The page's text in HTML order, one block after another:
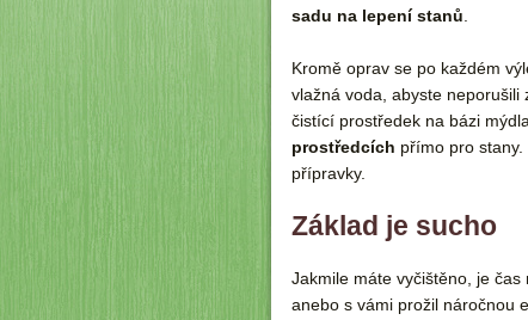
sadu na lepení stanů
Kromě oprav se po každém
vlažná voda, abyste neporušili
čistící prostředek na bázi
prostředcích přímo pro
přípravky.
Základ je sucho
Jakmile máte vyčištěno, je čas
anebo s vámi prožil náročnou